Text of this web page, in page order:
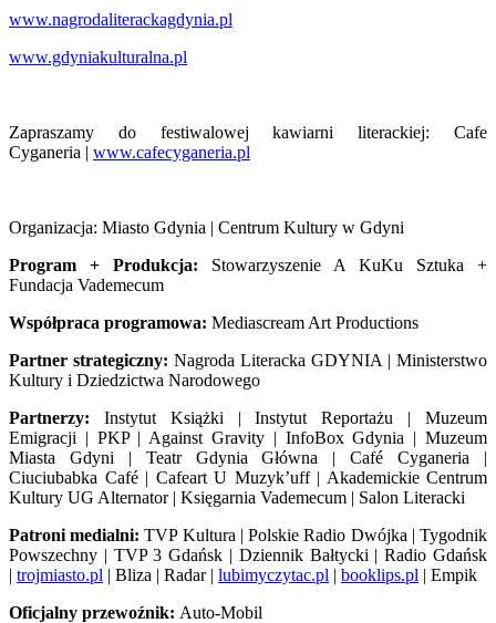
www.nagrodaliterackagdynia.pl
www.gdyniakulturalna.pl
Zapraszamy do festiwalowej kawiarni literackiej: Cafe
Cyganeria | www.cafecyganeria.pl
Organizacja: Miasto Gdynia | Centrum Kultury w Gdyni
Program + Produkcja: Stowarzyszenie A KuKu Sztuka +
Fundacja Vademecum
Współpraca programowa: Mediascream Art Productions
Partner strategiczny: Nagroda Literacka GDYNIA | Ministerstwo
Kultury i Dziedzictwa Narodowego
Partnerzy: Instytut Książki | Instytut Reportażu | Muzeum
Emigracji | PKP | Against Gravity | InfoBox Gdynia | Muzeum
Miasta Gdyni | Teatr Gdynia Główna | Café Cyganeria |
Ciuciubabka Café | Cafeart U Muzyk’uff | Akademickie Centrum
Kultury UG Alternator | Księgarnia Vademecum | Salon Literacki
Patroni medialni: TVP Kultura | Polskie Radio Dwójka | Tygodnik
Powszechny | TVP 3 Gdańsk | Dziennik Bałtycki | Radio Gdańsk
| trojmiasto.pl | Bliza | Radar | lubimyczytac.pl | booklips.pl | Empik
Oficjalny przewoźnik: Auto-Mobil